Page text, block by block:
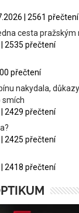
| 2561 přečtení
cesta
2535 přečtení
přečtení
nakydala, důkazy
smích
2429 přečtení
2425 přečtení
2418 přečtení